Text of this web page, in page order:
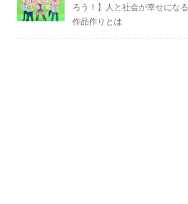
ろう！】人と社会が幸せになる
作品作りとは